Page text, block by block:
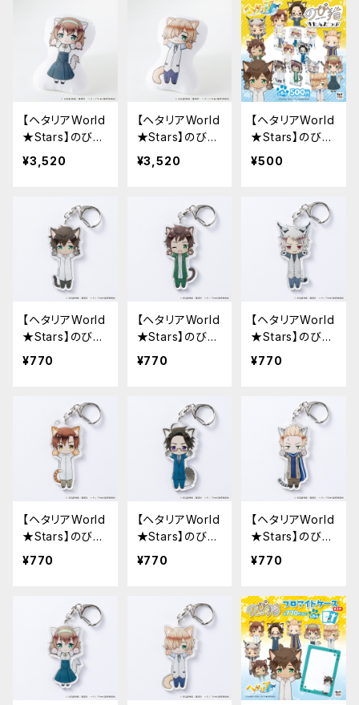
【ヘタリアWorld
★Stars】のび猫
クッション 第2
弾（ベルギー）
¥3,520
【ヘタリアWorld
★Stars】のび猫
クッション 第2
弾（ルクセンブル
¥3,520
【ヘタリアWorld
★Stars】のび猫
すたんだっぷ
¥500
【ヘタリアWorld
★Stars】のび猫
アクリルキーホ
¥770
【ヘタリアWorld
★Stars】のび猫
アクリルキーホ
¥770
【ヘタリアWorld
★Stars】のび猫
アクリルキーホ
¥770
【ヘタリアWorld
★Stars】のび猫
アクリルキーホ
¥770
【ヘタリアWorld
★Stars】のび猫
アクリルキーホ
¥770
【ヘタリアWorld
★Stars】のび猫
アクリルキーホ
¥770